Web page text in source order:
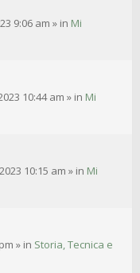
9:06 am » in Mi
10:44 am » in Mi
10:15 am » in Mi
» in Storia, Tecnica e